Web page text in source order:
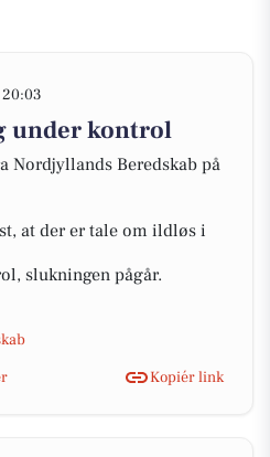
under kontrol
Nordjyllands Beredskab på
at der er tale om ildløs i
slukningen pågår.
Kopiér link